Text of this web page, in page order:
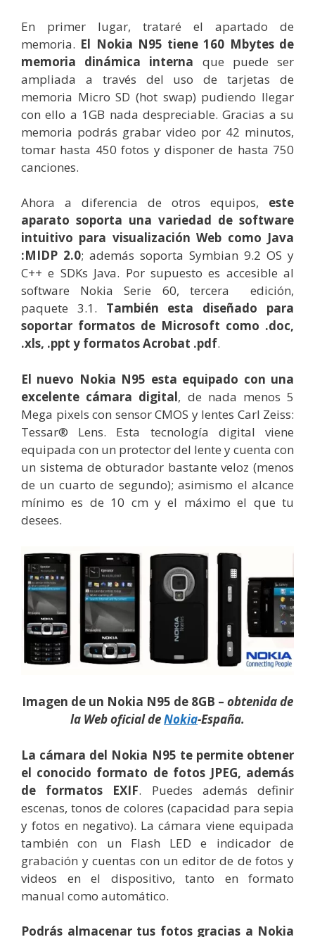
En primer lugar, trataré el apartado de
memoria. El Nokia N95 tiene 160 Mbytes de
memoria dinámica interna que puede ser
ampliada a través del uso de tarjetas de
memoria Micro SD (hot swap) pudiendo llegar
con ello a 1GB nada despreciable. Gracias a su
memoria podrás grabar video por 42 minutos,
tomar hasta 450 fotos y disponer de hasta 750
canciones.
Ahora a diferencia de otros equipos, este
aparato soporta una variedad de software
intuitivo para visualización Web como Java
:MIDP 2.0; además soporta Symbian 9.2 OS y
C++ e SDKs Java. Por supuesto es accesible al
software Nokia Serie 60, tercera edición,
paquete 3.1. También esta diseñado para
soportar formatos de Microsoft como .doc,
.xls, .ppt y formatos Acrobat .pdf.
El nuevo Nokia N95 esta equipado con una
excelente cámara digital, de nada menos 5
Mega pixels con sensor CMOS y lentes Carl Zeiss:
Tessar® Lens. Esta tecnología digital viene
equipada con un protector del lente y cuenta con
un sistema de obturador bastante veloz (menos
de un cuarto de segundo); asimismo el alcance
mínimo es de 10 cm y el máximo el que tu
desees.
Imagen de un Nokia N95 de 8GB – obtenida de
la Web oficial deNokia-España.
La cámara del Nokia N95 te permite obtener
el conocido formato de fotos JPEG, además
de formatos EXIF. Puedes además definir
escenas, tonos de colores (capacidad para sepia
y fotos en negativo). La cámara viene equipada
también con un Flash LED e indicador de
grabación y cuentas con un editor de de fotos y
videos en el dispositivo, tanto en formato
manual como automático.
Podrás almacenar tus fotos gracias a Nokia